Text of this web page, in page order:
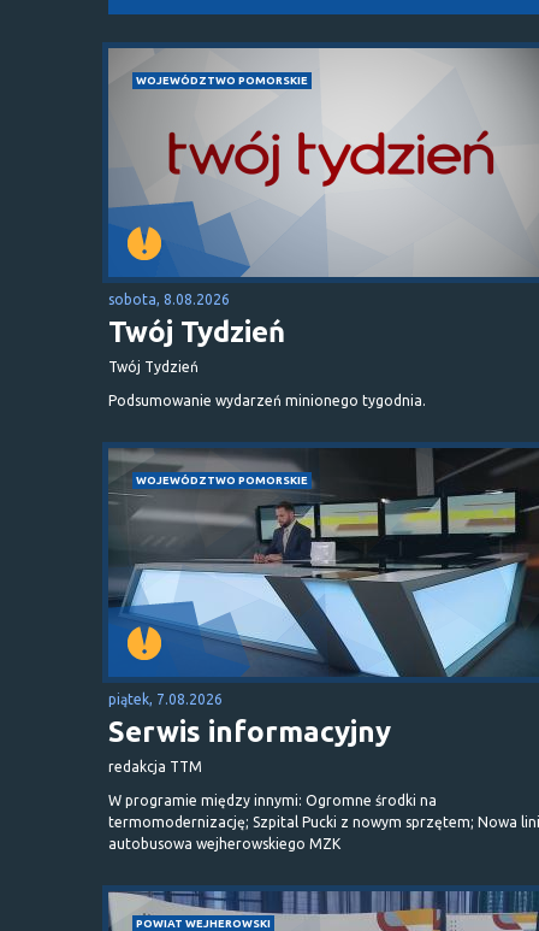
WOJEWÓDZTWO POMORSKIE
sobota, 8.08.2026
Twój Tydzień
Twój Tydzień
Podsumowanie wydarzeń minionego tygodnia.
WOJEWÓDZTWO POMORSKIE
piątek, 7.08.2026
Serwis informacyjny
redakcja TTM
W programie między innymi: Ogromne środki na
termomodernizację; Szpital Pucki z nowym sprzętem; Nowa
autobusowa wejherowskiego MZK
POWIAT WEJHEROWSKI